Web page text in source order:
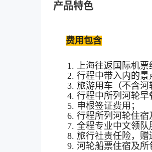
产品特色
费用包含
1. 上海往返国际机票
2. 行程中带入内的景
3. 旅游用车（不含河
4. 行程中所列河轮早
5. 申根签证费用；
6. 行程所列河轮住宿
7. 全程专业中文领队
8. 旅行社责任险，赠
9. 河轮船票住宿及所